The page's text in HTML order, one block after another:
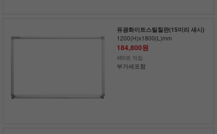
유광화이트스틸칠판(15미리 새시)
1200(H)x1800(L)mm
184,800원
480원 적립
부가세포함